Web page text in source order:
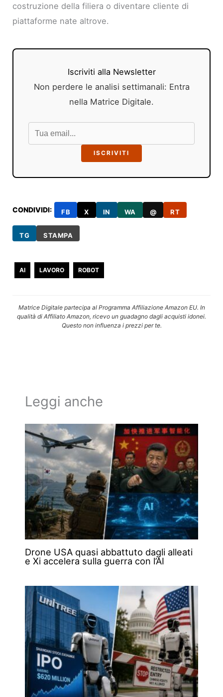
costruzione della filiera o diventare cliente di
piattaforme nate altrove.
Iscriviti alla Newsletter
Non perdere le analisi settimanali: Entra
nella Matrice Digitale.
ISCRIVITI
CONDIVIDI: FB X IN WA @ RT
TG STAMPA
AI LAVORO ROBOT
Matrice Digitale partecipa al Programma Affiliazione Amazon EU. In
qualità di Affiliato Amazon, ricevo un guadagno dagli acquisti idonei.
Questo non influenza i prezzi per te.
Leggi anche
Drone USA quasi abbattuto dagli alleati
e Xi accelera sulla guerra con l’AI